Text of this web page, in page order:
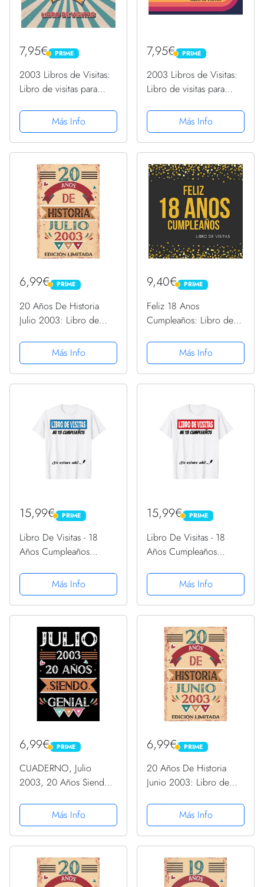
7,95€ PRIME
PRIME
2003 Libros de Visitas:
Libro de visitas para
de estilo retro para que
la familia y los amigos
inserten saludos y
Más Info
7,95€ PRIME
PRIME
2003 Libros de Visitas:
Libro de visitas para
de estilo retro para que
la familia y los amigos
inserten saludos y
Más Info
6,99€ PRIME
PRIME
20 Años De Historia
Julio 2003: Libro de
páginas de
felicitaciones, idea de
regalo, regalo Para la
Más Info
9,40€ PRIME
PRIME
Feliz 18 Anos
Cumpleaños: Libro de
regalos originales para
hombre y mujer, registro
para felicitaciones y
invitados,120...
Más Info
15,99€ PRIME
PRIME
Libro De Visitas - 18
Años Cumpleaños
CamisetaMás Info
15,99€ PRIME
PRIME
Libro De Visitas - 18
Años Cumpleaños
CamisetaMás Info
6,99€ PRIME
PRIME
CUADERNO, Julio
2003, 20 Años Siendo
cuaderno, 110 páginas
de felicitaciones, idea
de regalo, regalo Para la
Más Info
6,99€ PRIME
PRIME
20 Años De Historia
Junio 2003: Libro de
páginas de
felicitaciones, idea de
regalo, regalo Para la
madre
Más Info